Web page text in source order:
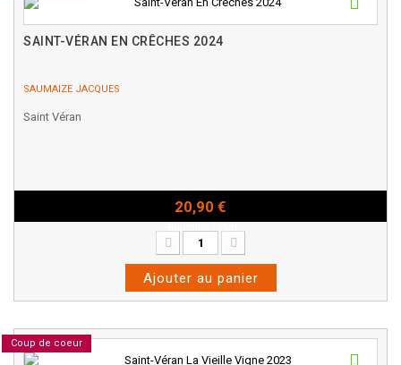
SAINT-VÉRAN EN CRÊCHES 2024
SAUMAIZE JACQUES
Saint Véran
20,90 €
Ajouter au panier
Coup de coeur